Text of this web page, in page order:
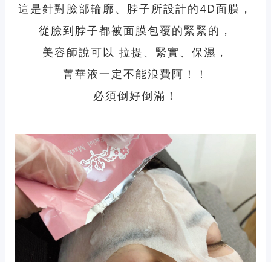
這是針對臉部輪廓、脖子所設計的4D面膜，
從臉到脖子都被面膜包覆的緊緊的，
美容師說可以 拉提、緊實、保濕，
菁華液一定不能浪費阿！！
必須倒好倒滿！